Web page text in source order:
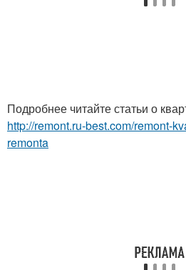
Подробнее читайте статьи о
http://remont.ru-best.com/remont-
remonta